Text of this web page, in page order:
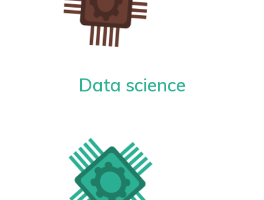
Data science